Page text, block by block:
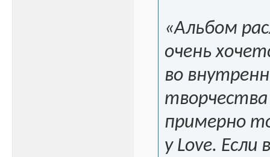
«Альбом
очень
во
примерно
у Love.